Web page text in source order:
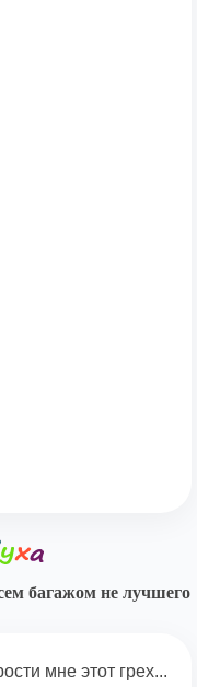
багажом не лучшего
мне этот грех...